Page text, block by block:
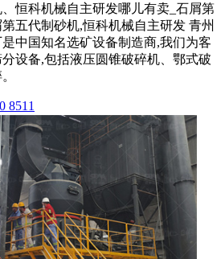
恒科机械自主研发哪儿有卖_石屑第
五代制砂机,恒科机械自主研发 青州
中国知名选矿设备制造商,我们为客
设备,包括液压圆锥破碎机、鄂式破
8511